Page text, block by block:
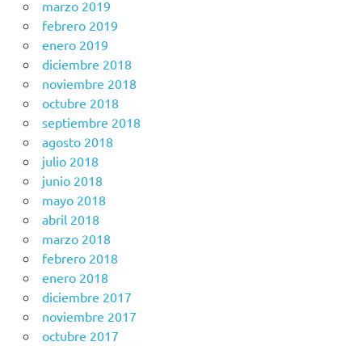
marzo 2019
febrero 2019
enero 2019
diciembre 2018
noviembre 2018
octubre 2018
septiembre 2018
agosto 2018
julio 2018
junio 2018
mayo 2018
abril 2018
marzo 2018
febrero 2018
enero 2018
diciembre 2017
noviembre 2017
octubre 2017